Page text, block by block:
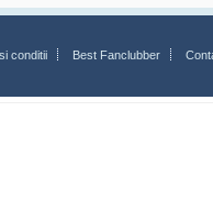
conditii Best Fanclubber